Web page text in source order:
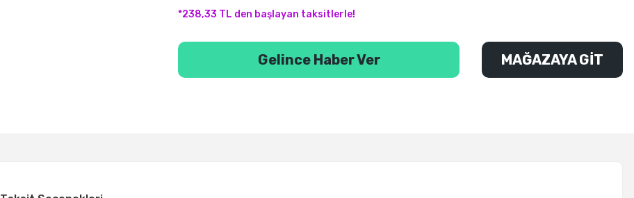
*238,33 TL den başlayan taksitlerle!
Gelince Haber Ver MAĞAZAYA GİT